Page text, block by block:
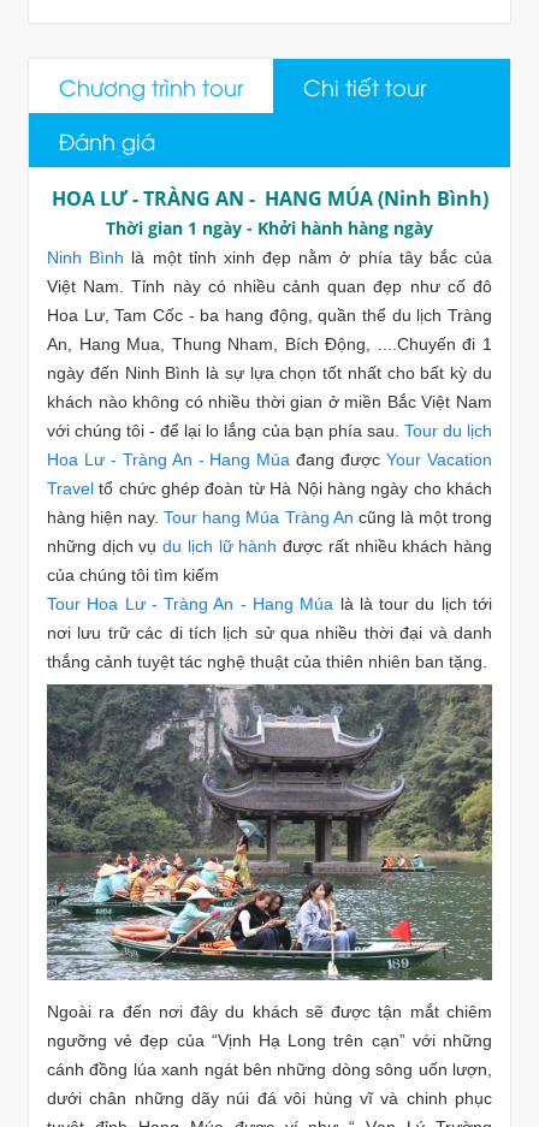
Chương trình tour
Chi tiết tour
Đánh giá
HOA LƯ - TRÀNG AN - HANG MÚA (Ninh Bình)
Thời gian 1 ngày - Khởi hành hàng ngày
Ninh Bình là một tỉnh xinh đẹp nằm ở phía tây bắc của
Việt Nam. Tỉnh này có nhiều cảnh quan đẹp như cố đô
Hoa Lư, Tam Cốc - ba hang động, quần thể du lịch Tràng
An, Hang Mua, Thung Nham, Bích Động, ....Chuyến đi 1
ngày đến Ninh Bình là sự lựa chọn tốt nhất cho bất kỳ du
khách nào không có nhiều thời gian ở miền Bắc Việt Nam
với chúng tôi - để lại lo lắng của bạn phía sau. Tour du lịch
Hoa Lư - Tràng An - Hang Múa đang đượcYour Vacation
Travel tổ chức ghép đoàn từ Hà Nội hàng ngày cho khách
hàng hiện nay.Tour hang Múa Tràng An cũng là một trong
những dịch vụdu lịch lữ hành được rất nhiều khách hàng
của chúng tôi tìm kiếm
Tour Hoa Lư - Tràng An - Hang Múa là là tour du lịch tới
nơi lưu trữ các di tích lịch sử qua nhiều thời đại và danh
thắng cảnh tuyệt tác nghệ thuật của thiên nhiên ban tặng.
Ngoài ra đến nơi đây du khách sẽ được tận mắt chiêm
ngưỡng vẻ đẹp của “Vịnh Hạ Long trên cạn” với những
cánh đồng lúa xanh ngát bên những dòng sông uốn lượn,
dưới chân những dãy núi đá vôi hùng vĩ và chinh phục